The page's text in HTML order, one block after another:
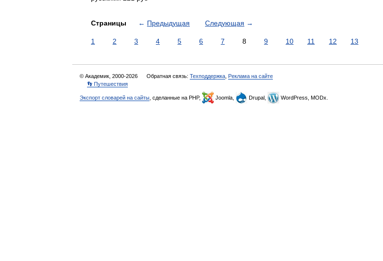
Страницы ← Предыдущая Следующая →
1 2 3 4 5 6 7 8 9 10 11 12 13
© Академик, 2000-2026 Обратная связь: Техподдержка Реклама на сайте
👣 Путешествия
Экспорт словарей на сайты , сделанные на PHP, Joomla, Drupal, WordPress, MODx.